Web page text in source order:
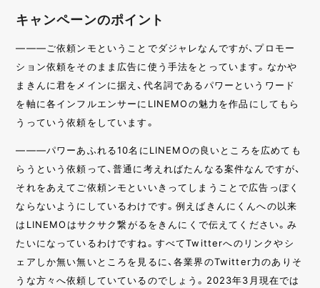
キャンペーンのポイント
———ご依頼ンモということでダジャレなんですが、プロモー
ション依頼をそのまま広告に使う手法をとっています。なかや
まきんに君をメインに据え、代名詞であるパワーというワード
を軸に各インフルエンサーにLINEMOの魅力を作品にしてもら
うっていう依頼をしています。
———パワーあふれる10名にLINEMOの良いところを広めても
らうという依頼って、普通に考えればたんなる案件なんですが、
それをあえてご依頼ンモといいきってしまうことで広告っぽく
ならないようにしているわけです。例えばきんにくんへの以来
はLINEMOはサクサク繋がるをきんにくで伝えてください。み
たいになっているわけですね。すべてTwitterへのリンクやシ
ェアしか無い無いところを見るに、各業界のTwitter力のありそ
うな方々へ依頼していているのでしょう。2023年3月現在では